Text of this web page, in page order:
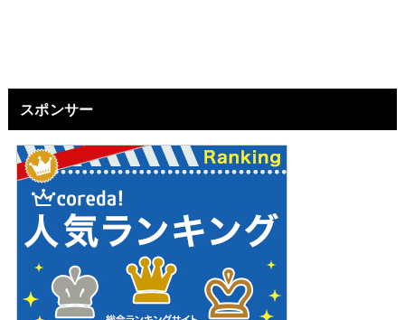
スポンサー